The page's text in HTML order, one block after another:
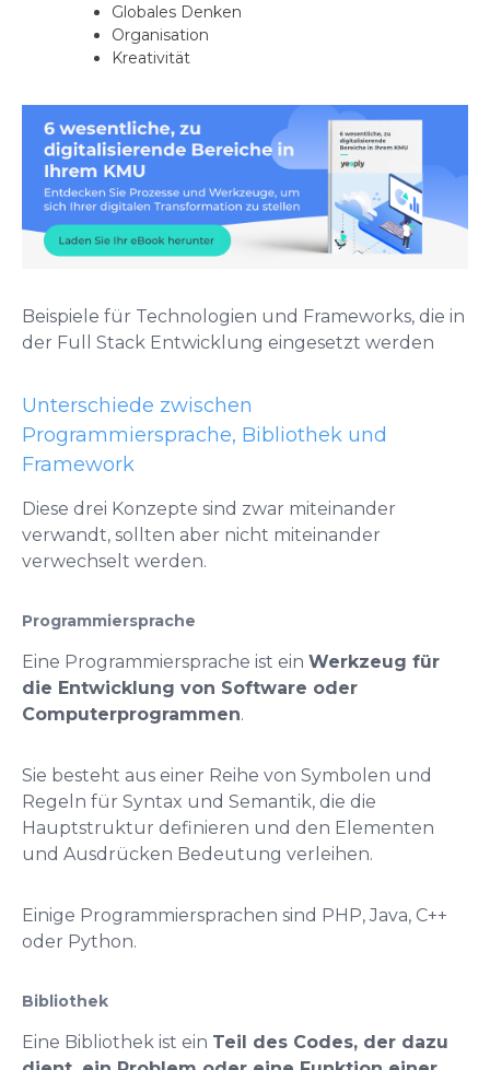
Globales Denken
Organisation
Kreativität
Beispiele für Technologien und Frameworks, die in
der Full Stack Entwicklung eingesetzt werden
Unterschiede zwischen
Programmiersprache, Bibliothek und
Framework
Diese drei Konzepte sind zwar miteinander
verwandt, sollten aber nicht miteinander
verwechselt werden.
Programmiersprache
Eine Programmiersprache ist ein Werkzeug für
die Entwicklung von Software oder
Computerprogrammen.
Sie besteht aus einer Reihe von Symbolen und
Regeln für Syntax und Semantik, die die
Hauptstruktur definieren und den Elementen
und Ausdrücken Bedeutung verleihen.
Einige Programmiersprachen sind PHP, Java, C++
oder Python.
Bibliothek
Eine Bibliothek ist ein Teil des Codes, der dazu